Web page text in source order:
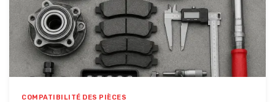
COMPATIBILITÉ DES PIÈCES